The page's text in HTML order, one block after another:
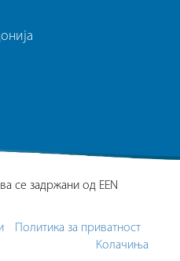
се задржани од EEN
Политика за приватност
Колачиња